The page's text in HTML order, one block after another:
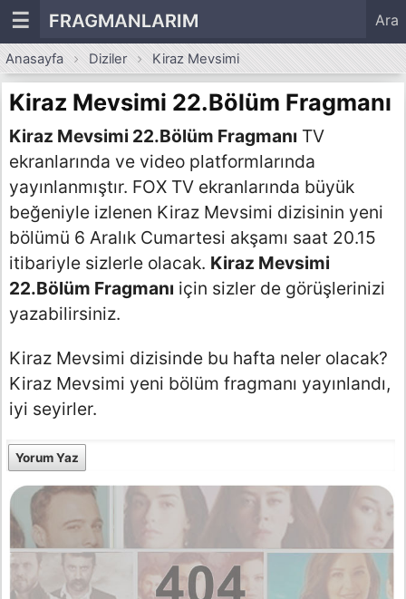
☰ FRAGMANLARIM Ara
Anasayfa Diziler Kiraz Mevsimi
Kiraz Mevsimi 22.Bölüm Fragmanı
Kiraz Mevsimi 22.Bölüm Fragmanı TV
ekranlarında ve video platformlarında
yayınlanmıştır. FOX TV ekranlarında büyük
beğeniyle izlenen Kiraz Mevsimi dizisinin yeni
bölümü 6 Aralık Cumartesi akşamı saat 20.15
itibariyle sizlerle olacak. Kiraz Mevsimi
22.Bölüm Fragmanı için sizler de görüşlerinizi
yazabilirsiniz.
Kiraz Mevsimi dizisinde bu hafta neler olacak?
Kiraz Mevsimi yeni bölüm fragmanı yayınlandı,
iyi seyirler.
Yorum Yaz